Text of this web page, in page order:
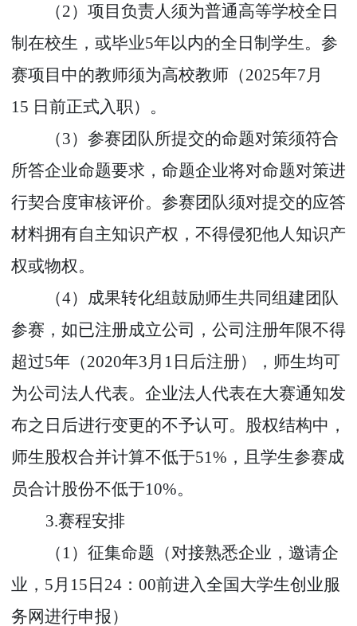
（2）项目负责人须为普通高等学校全日
制在校生，或毕业5年以内的全日制学生。参
赛项目中的教师须为高校教师（2025年7月
15 日前正式入职）。
（3）参赛团队所提交的命题对策须符合
所答企业命题要求，命题企业将对命题对策进
行契合度审核评价。参赛团队须对提交的应答
材料拥有自主知识产权，不得侵犯他人知识产
权或物权。
（4）成果转化组鼓励师生共同组建团队
参赛，如已注册成立公司，公司注册年限不得
超过5年（2020年3月 1 日后注册），师生均可
为公司法人代表。企业法人代表在大赛通知发
布之日后进行变更的不予认可。股权结构中，
师生股权合并计算不低于51% ，且学生参赛成
员合计股份不低于10%。
3.赛程安排
（ 1）征集命题（对接熟悉企业，邀请企
业， 5月 15 日 24 ： 00前进入全国大学生创业服
务网进行申报）